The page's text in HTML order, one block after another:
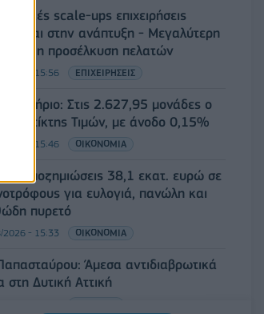
scale-ups επιχειρήσεις
στην ανάπτυξη - Μεγαλύτερη
η προσέλκυση πελατών
2026 - 15:56 ΕΠΙΧΕΙΡΗΣΕΙΣ
Στις 2.627,95 μονάδες ο
Δείκτης Τιμών, με άνοδο 0,15%
2026 - 15:46 ΟΙΚΟΝΟΜΙΑ
Αποζημιώσεις 38,1 εκατ. ευρώ σε
για ευλογιά, πανώλη και
πυρετό
2026 - 15:33 ΟΙΚΟΝΟΜΙΑ
Άμεσα αντιδιαβρωτικά
στη Δυτική Αττική